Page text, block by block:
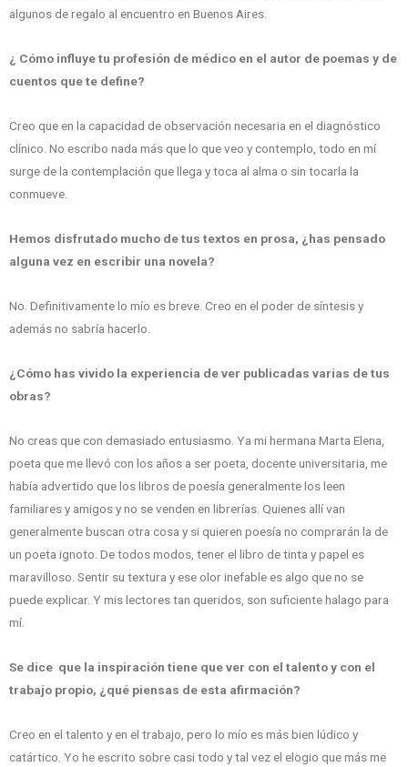
algunos de regalo al encuentro en Buenos Aires.
¿ Cómo influye tu profesión de médico en el autor de poemas y de
cuentos que te define?
Creo que en la capacidad de observación necesaria en el diagnóstico
clínico. No escribo nada más que lo que veo y contemplo, todo en mí
surge de la contemplación que llega y toca al alma o sin tocarla la
conmueve.
Hemos disfrutado mucho de tus textos en prosa, ¿has pensado
alguna vez en escribir una novela?
No. Definitivamente lo mío es breve. Creo en el poder de síntesis y
además no sabría hacerlo.
¿Cómo has vivido la experiencia de ver publicadas varias de tus
obras?
No creas que con demasiado entusiasmo. Ya mi hermana Marta Elena,
poeta que me llevó con los años a ser poeta, docente universitaria, me
había advertido que los libros de poesía generalmente los leen
familiares y amigos y no se venden en librerías. Quienes allí van
generalmente buscan otra cosa y si quieren poesía no comprarán la de
un poeta ignoto. De todos modos, tener el libro de tinta y papel es
maravilloso. Sentir su textura y ese olor inefable es algo que no se
puede explicar. Y mis lectores tan queridos, son suficiente halago para
mí.
Se dice que la inspiración tiene que ver con el talento y con el
trabajo propio, ¿qué piensas de esta afirmación?
Creo en el talento y en el trabajo, pero lo mío es más bien lúdico y
catártico. Yo he escrito sobre casi todo y tal vez el elogio que más me